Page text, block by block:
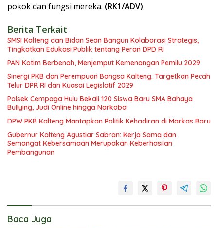
pokok dan fungsi mereka. (RK1/ADV)
Berita Terkait
SMSI Kalteng dan Bidan Sean Bangun Kolaborasi Strategis,
Tingkatkan Edukasi Publik tentang Peran DPD RI
PAN Kotim Berbenah, Menjemput Kemenangan Pemilu 2029
Sinergi PKB dan Perempuan Bangsa Kalteng: Targetkan Pecah
Telur DPR RI dan Kuasai Legislatif 2029
Polsek Cempaga Hulu Bekali 120 Siswa Baru SMA Bahaya
Bullying, Judi Online hingga Narkoba
DPW PKB Kalteng Mantapkan Politik Kehadiran di Markas Baru
Gubernur Kalteng Agustiar Sabran: Kerja Sama dan
Semangat Kebersamaan Merupakan Keberhasilan
Pembangunan
Baca Juga